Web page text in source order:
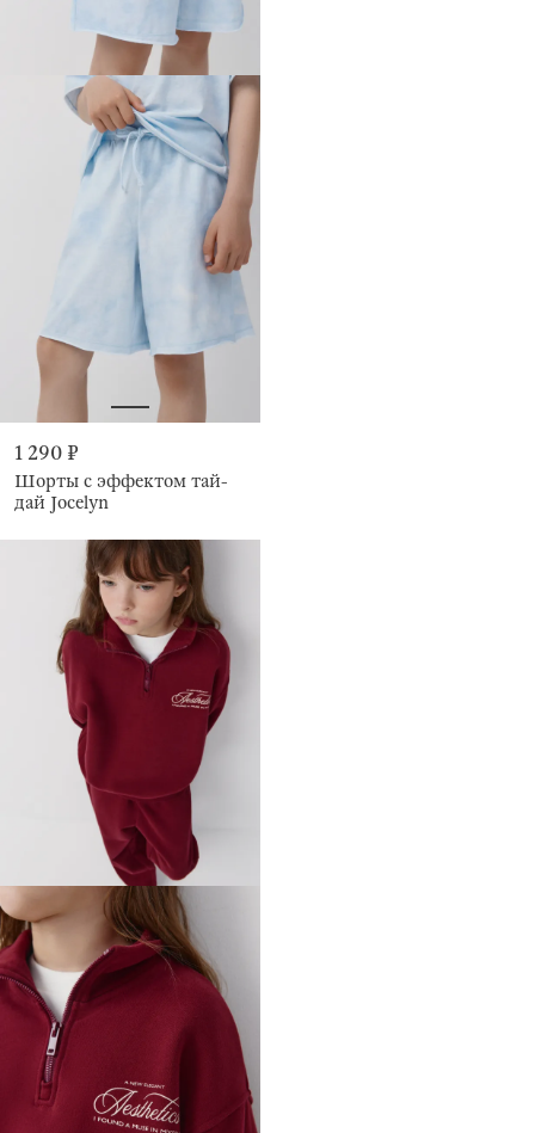
1 290 ₽
Шорты с эффектом тай-
дай Jocelyn